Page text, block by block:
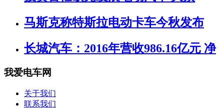
马斯克称特斯拉电动卡车今秋发布
长城汽车：2016年营收986.16亿元 净
我爱电车网
关于我们
联系我们